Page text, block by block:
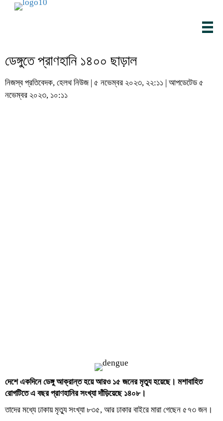
ডেঙ্গুতে প্রাণহানি ১৪০০ ছাড়াল
নিজস্ব প্রতিবেদক, হেলথ নিউজ | ৫ নভেম্বর ২০২৩, ২২:১১ | আপডেটেড ৫
নভেম্বর ২০২৩, ১০:১১
দেশে একদিনে ডেঙ্গু আক্রান্ত হয়ে আরও ১৫ জনের মৃত্যু হয়েছে। মশাবাহিত
রোগটিতে এ বছর প্রাণহানির সংখ্যা দাঁড়িয়েছে ১৪০৮।
তাদের মধ্যে ঢাকায় মৃত্যু সংখ্যা ৮৩৫, আর ঢাকার বাইরে মারা গেছেন ৫৭৩ জন।